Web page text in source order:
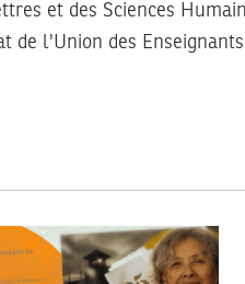
et des Sciences
de l'Union des